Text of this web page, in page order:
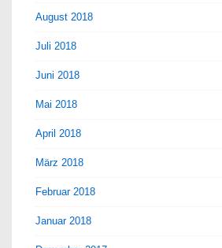
August 2018
Juli 2018
Juni 2018
Mai 2018
April 2018
März 2018
Februar 2018
Januar 2018